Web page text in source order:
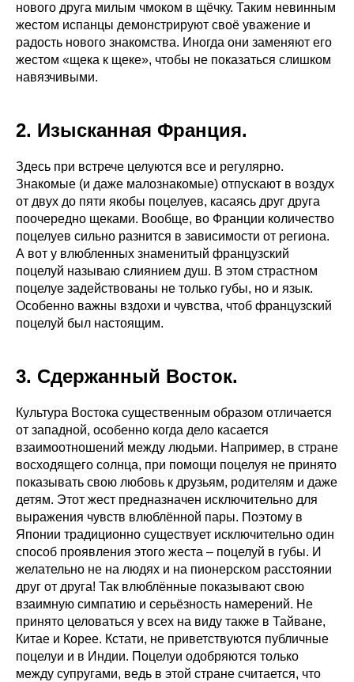
нового друга милым чмоком в щёчку. Таким невинным
жестом испанцы демонстрируют своё уважение и
радость нового знакомства. Иногда они заменяют его
жестом «щека к щеке», чтобы не показаться слишком
навязчивыми.
2. Изысканная Франция.
Здесь при встрече целуются все и регулярно.
Знакомые (и даже малознакомые) отпускают в воздух
от двух до пяти якобы поцелуев, касаясь друг друга
поочередно щеками. Вообще, во Франции количество
поцелуев сильно разнится в зависимости от региона.
А вот у влюбленных знаменитый французский
поцелуй называю слиянием душ. В этом страстном
поцелуе задействованы не только губы, но и язык.
Особенно важны вздохи и чувства, чтоб французский
поцелуй был настоящим.
3. Сдержанный Восток.
Культура Востока существенным образом отличается
от западной, особенно когда дело касается
взаимоотношений между людьми. Например, в стране
восходящего солнца, при помощи поцелуя не принято
показывать свою любовь к друзьям, родителям и даже
детям. Этот жест предназначен исключительно для
выражения чувств влюблённой пары. Поэтому в
Японии традиционно существует исключительно один
способ проявления этого жеста – поцелуй в губы. И
желательно не на людях и на пионерском расстоянии
друг от друга! Так влюблённые показывают свою
взаимную симпатию и серьёзность намерений. Не
принято целоваться у всех на виду также в Тайване,
Китае и Корее. Кстати, не приветствуются публичные
поцелуи и в Индии. Поцелуи одобряются только
между супругами, ведь в этой стране считается, что